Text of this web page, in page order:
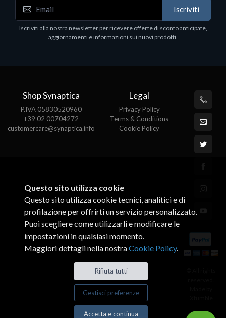
WD_BLACK SN850X NVMe SSD
WDBB9H0020BNC - SSD - 2 TB - interno - M.2
2280 - PCIe 4.0 (NVMe) - dissipatore integrato -
nero
Iscriviti
Iscriviti alla nostra newsletter per ricevere offerte di sconto anticipate,
aggiornamenti e informazioni sui nuovi prodotti.
Shop Synaptica
P.IVA 05830520960
+39 02 00704272
customercare@synaptica.info
Legal
Privacy Policy
Terms & Conditions
Cookie Policy
Questo sito utilizza cookie
Questo sito utilizza cookie tecnici, analitici e di
profilazione per offrirti un servizio personalizzato.
Puoi scegliere come utilizzarli e modificare le
impostazioni in qualsiasi momento.
Maggiori dettagli nella nostraCookie Policy.
Rifiuta tutti
Gestisci preferenze
Accetta e continua